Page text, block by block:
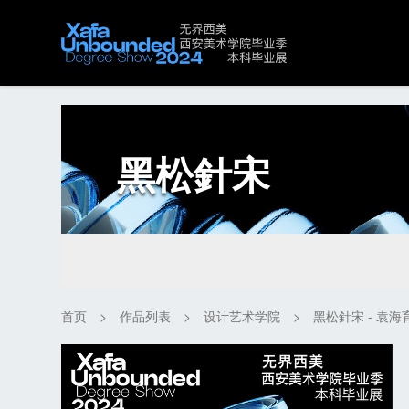
黑松針宋
首页 > 作品列表 > 设计艺术学院 > 黑松針宋 - 袁海